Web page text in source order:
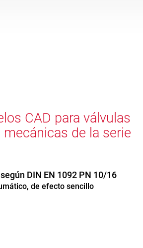
CAD para válvulas
de la serie
DIN EN 1092 PN 10/16
de efecto sencillo